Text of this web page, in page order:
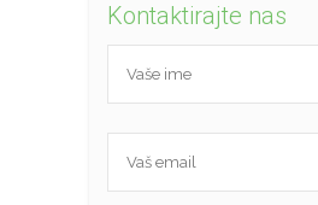
Kontaktirajte nas